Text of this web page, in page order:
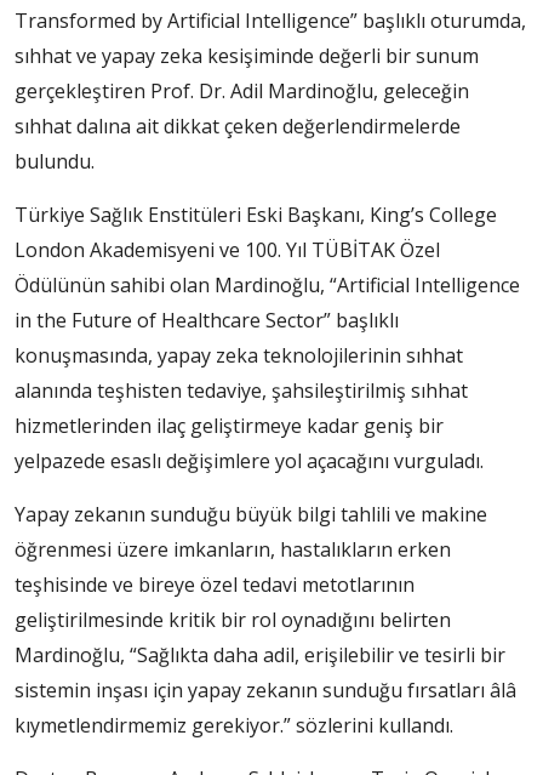
Transformed by Artificial Intelligence” başlıklı oturumda,
sıhhat ve yapay zeka kesişiminde değerli bir sunum
gerçekleştiren Prof. Dr. Adil Mardinoğlu, geleceğin
sıhhat dalına ait dikkat çeken değerlendirmelerde
bulundu.
Türkiye Sağlık Enstitüleri Eski Başkanı, King’s College
London Akademisyeni ve 100. Yıl TÜBİTAK Özel
Ödülünün sahibi olan Mardinoğlu, “Artificial Intelligence
in the Future of Healthcare Sector” başlıklı
konuşmasında, yapay zeka teknolojilerinin sıhhat
alanında teşhisten tedaviye, şahsileştirilmiş sıhhat
hizmetlerinden ilaç geliştirmeye kadar geniş bir
yelpazede esaslı değişimlere yol açacağını vurguladı.
Yapay zekanın sunduğu büyük bilgi tahlili ve makine
öğrenmesi üzere imkanların, hastalıkların erken
teşhisinde ve bireye özel tedavi metotlarının
geliştirilmesinde kritik bir rol oynadığını belirten
Mardinoğlu, “Sağlıkta daha adil, erişilebilir ve tesirli bir
sistemin inşası için yapay zekanın sunduğu fırsatları âlâ
kıymetlendirmemiz gerekiyor.” sözlerini kullandı.